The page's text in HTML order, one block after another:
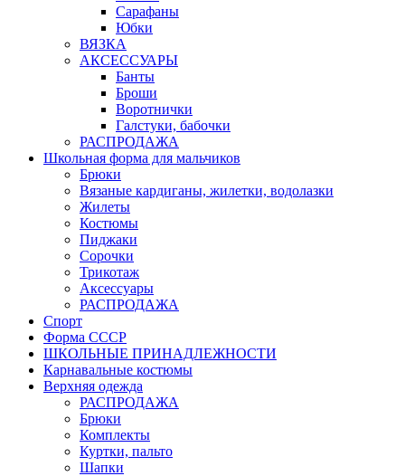
Сарафаны
Юбки
ВЯЗКА
АКСЕССУАРЫ
Банты
Броши
Воротнички
Галстуки, бабочки
РАСПРОДАЖА
Школьная форма для мальчиков
Брюки
Вязаные кардиганы, жилетки, водолазки
Жилеты
Костюмы
Пиджаки
Сорочки
Трикотаж
Аксессуары
РАСПРОДАЖА
Спорт
Форма СССР
ШКОЛЬНЫЕ ПРИНАДЛЕЖНОСТИ
Карнавальные костюмы
Верхняя одежда
РАСПРОДАЖА
Брюки
Комплекты
Куртки, пальто
Шапки